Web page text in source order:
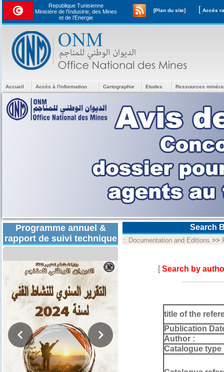
Republique Tunisienne
Ministère de l'Industrie, des Mines
et de l’Energie
[Plan du site] [
Accueil Accès à l'information Cartographie Etudes Ressources
Programme annuel &
rapport de suivi technique
Search
:: Documentation and Editions >>
[Search by
title of the
Publication
Author :
Catalogue type